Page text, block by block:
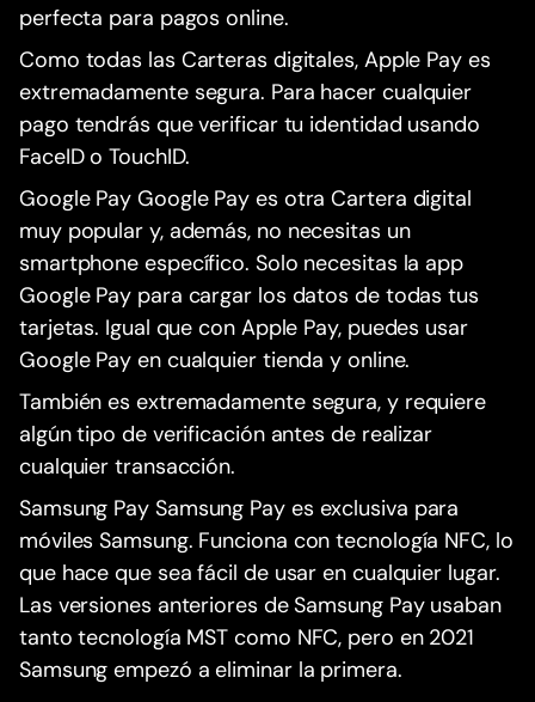
perfecta para pagos online.
Como todas las Carteras digitales, Apple Pay es
extremadamente segura. Para hacer cualquier
pago tendrás que verificar tu identidad usando
FaceID o TouchID.
Google Pay Google Pay es otra Cartera digital
muy popular y, además, no necesitas un
smartphone específico. Solo necesitas la app
Google Pay para cargar los datos de todas tus
tarjetas. Igual que con Apple Pay, puedes usar
Google Pay en cualquier tienda y online.
También es extremadamente segura, y requiere
algún tipo de verificación antes de realizar
cualquier transacción.
Samsung Pay Samsung Pay es exclusiva para
móviles Samsung. Funciona con tecnología NFC, lo
que hace que sea fácil de usar en cualquier lugar.
Las versiones anteriores de Samsung Pay usaban
tanto tecnología MST como NFC, pero en 2021
Samsung empezó a eliminar la primera.